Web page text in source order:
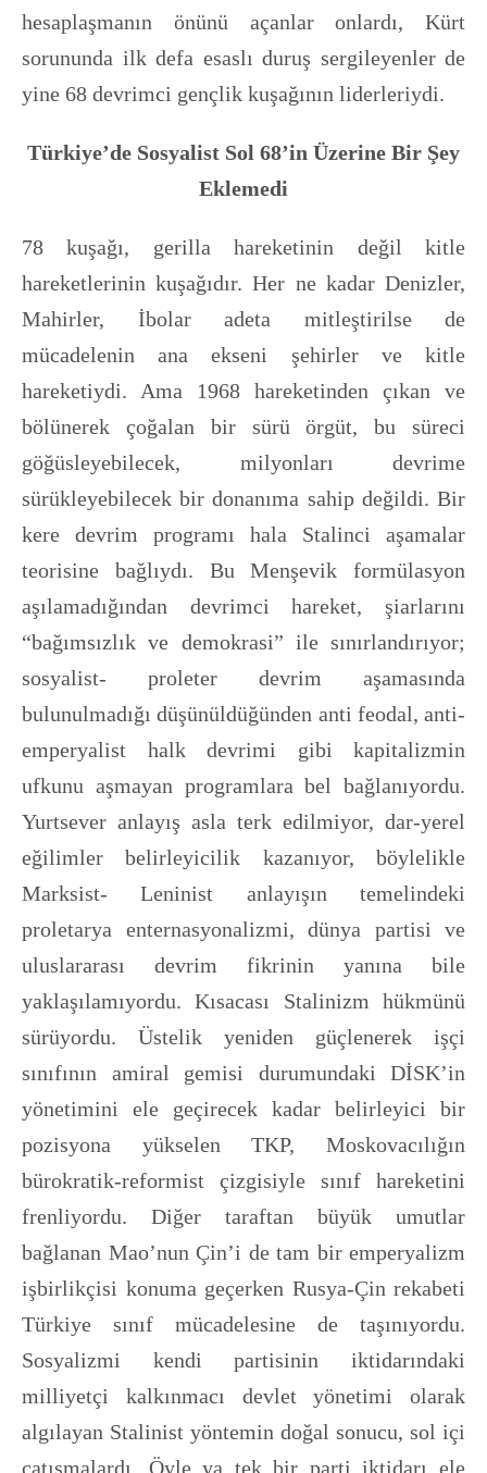
hesaplaşmanın önünü açanlar onlardı, Kürt
sorununda ilk defa esaslı duruş sergileyenler de
yine 68 devrimci gençlik kuşağının liderleriydi.
Türkiye’de Sosyalist Sol 68’in Üzerine Bir Şey
Eklemedi
78 kuşağı, gerilla hareketinin değil kitle
hareketlerinin kuşağıdır. Her ne kadar Denizler,
Mahirler, İbolar adeta mitleştirilse de
mücadelenin ana ekseni şehirler ve kitle
hareketiydi. Ama 1968 hareketinden çıkan ve
bölünerek çoğalan bir sürü örgüt, bu süreci
göğüsleyebilecek, milyonları devrime
sürükleyebilecek bir donanıma sahip değildi. Bir
kere devrim programı hala Stalinci aşamalar
teorisine bağlıydı. Bu Menşevik formülasyon
aşılamadığından devrimci hareket, şiarlarını
“bağımsızlık ve demokrasi” ile sınırlandırıyor;
sosyalist- proleter devrim aşamasında
bulunulmadığı düşünüldüğünden anti feodal, anti-
emperyalist halk devrimi gibi kapitalizmin
ufkunu aşmayan programlara bel bağlanıyordu.
Yurtsever anlayış asla terk edilmiyor, dar-yerel
eğilimler belirleyicilik kazanıyor, böylelikle
Marksist- Leninist anlayışın temelindeki
proletarya enternasyonalizmi, dünya partisi ve
uluslararası devrim fikrinin yanına bile
yaklaşılamıyordu. Kısacası Stalinizm hükmünü
sürüyordu. Üstelik yeniden güçlenerek işçi
sınıfının amiral gemisi durumundaki DİSK’in
yönetimini ele geçirecek kadar belirleyici bir
pozisyona yükselen TKP, Moskovacılığın
bürokratik-reformist çizgisiyle sınıf hareketini
frenliyordu. Diğer taraftan büyük umutlar
bağlanan Mao’nun Çin’i de tam bir emperyalizm
işbirlikçisi konuma geçerken Rusya-Çin rekabeti
Türkiye sınıf mücadelesine de taşınıyordu.
Sosyalizmi kendi partisinin iktidarındaki
milliyetçi kalkınmacı devlet yönetimi olarak
algılayan Stalinist yöntemin doğal sonucu, sol içi
çatışmalardı. Öyle ya tek bir parti iktidarı ele